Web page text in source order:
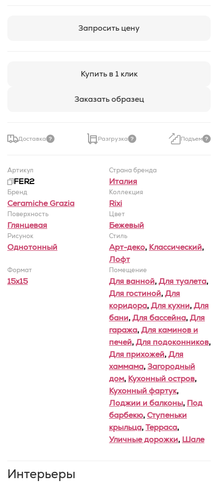
Запросить цену
Купить в 1 клик
Заказать образец
Доставка Разгрузка Подъем
Артикул
FER2
Страна бренда
Италия
Бренд
Ceramiche Grazia
Коллекция
Rixi
Поверхность
Глянцевая
Цвет
Бежевый
Рисунок
Однотонный
Стиль
Арт-деко, Классический,
Лофт
Формат
15x15
Помещение
Для ванной,Для туалета,
Для гостиной,Для
коридора,Для кухни,Для
бани,Для бассейна,Для
гаража,Для каминов и
печей,Для подоконников,
Для прихожей,Для
хаммама,Загородный
дом, Кухонный остров,
Кухонный фартук,
Лоджии и балконы, Под
барбекю,Ступеньки
крыльца,Терраса,
Уличные дорожки, Шале
Интерьеры